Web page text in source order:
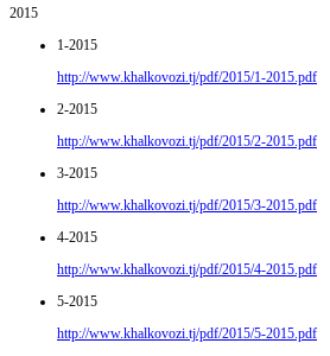
2015
1-2015
http://www.khalkovozi.tj/pdf/2015/1-2015.pdf
2-2015
http://www.khalkovozi.tj/pdf/2015/2-2015.pdf
3-2015
http://www.khalkovozi.tj/pdf/2015/3-2015.pdf
4-2015
http://www.khalkovozi.tj/pdf/2015/4-2015.pdf
5-2015
http://www.khalkovozi.tj/pdf/2015/5-2015.pdf